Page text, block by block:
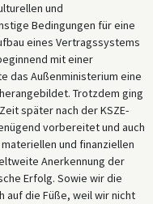
und
Bedingungen für eine
eines Vertragssystems
mit einer
das Außenministerium eine
Trotzdem ging
später nach der KSZE-
vorbereitet und auch
und finanziellen
Anerkennung der
Erfolg. Sowie wir die
auf die Füße, weil wir nicht